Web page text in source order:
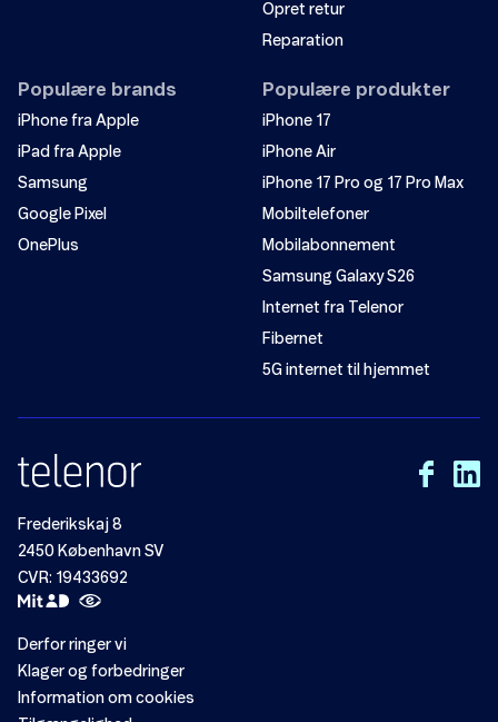
SendOpret retur
Reparation
Populære brands
iPhone fra Apple
iPad fra Apple
Samsung
Google Pixel
OnePlus
Populære produkter
iPhone 17
iPhone Air
iPhone 17 Pro og 17 Pro Max
Mobiltelefoner
Mobilabonnement
Samsung Galaxy S26
Internet fra Telenor
Fibernet
5G internet til hjemmet
Frederikskaj 8
2450 København SV
CVR: 19433692
Derfor ringer vi
Klager og forbedringer
Information om cookies